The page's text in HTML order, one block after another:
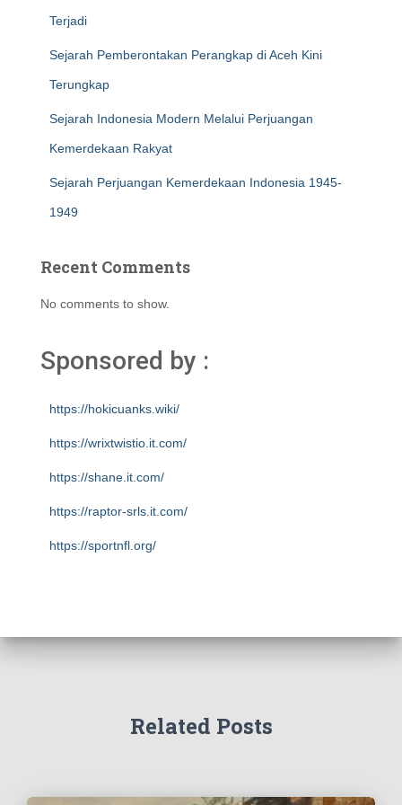
Terjadi
Sejarah Pemberontakan Perangkap di Aceh Kini
Terungkap
Sejarah Indonesia Modern Melalui Perjuangan
Kemerdekaan Rakyat
Sejarah Perjuangan Kemerdekaan Indonesia 1945-
1949
Recent Comments
No comments to show.
Sponsored by :
https://hokicuanks.wiki/
https://wrixtwistio.it.com/
https://shane.it.com/
https://raptor-srls.it.com/
https://sportnfl.org/
https://home.pafikecciagel.org/
Related Posts